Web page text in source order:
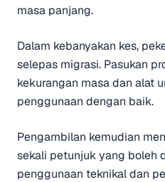
masa panjang.
Dalam kebanyakan kes,
selepas migrasi. Pasukan
kekurangan masa dan alat
penggunaan dengan baik.
Pengambilan kemudian
sekali petunjuk yang boleh
penggunaan teknikal dan